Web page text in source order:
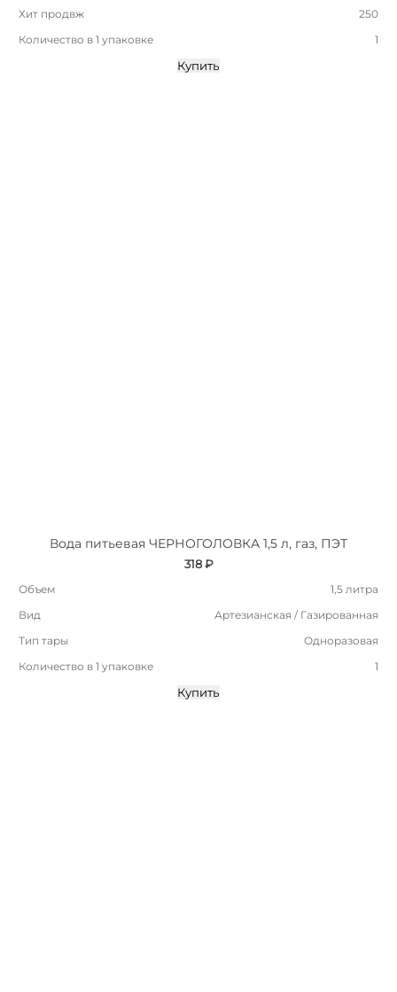
Хит продвж
250
Количество в 1 упаковке
1
Купить
Вода питьевая ЧЕРНОГОЛОВКА 1,5 л, газ, ПЭТ
318 ₽
Объем
1,5 литра
Вид
Артезианская / Газированная
Тип тары
Одноразовая
Количество в 1 упаковке
1
Купить